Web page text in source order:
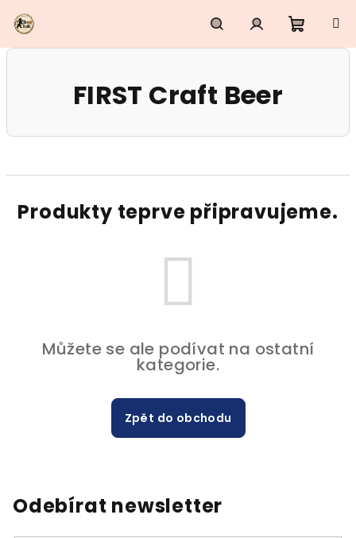
na
obsah
HledatPřihlášení
FIRST Craft Beer
Produkty teprve připravujeme.
Můžete se ale podívat na ostatní
kategorie.
Zpět do obchodu
Odebírat newsletter